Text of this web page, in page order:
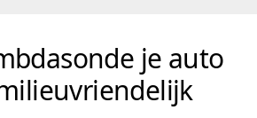
je auto